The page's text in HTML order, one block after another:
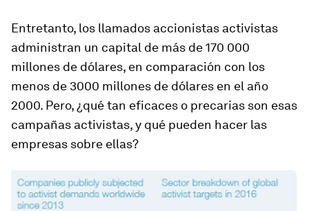
Entretanto, los llamados accionistas activistas
administran un capital de más de 170 000
millones de dólares, en comparación con los
menos de 3000 millones de dólares en el año
2000. Pero, ¿qué tan eficaces o precarias son esas
campañas activistas, y qué pueden hacer las
empresas sobre ellas?